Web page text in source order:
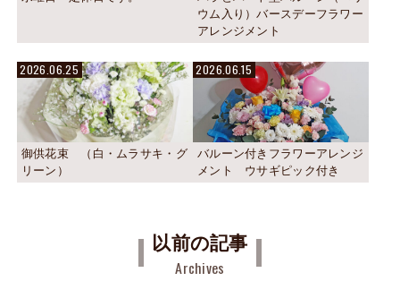
ウム入り）バースデーフラワー
アレンジメント
2026.06.25
御供花束 （白・ムラサキ・グ
リーン）
2026.06.15
バルーン付きフラワーアレンジ
メント ウサギピック付き
以前の記事
Archives